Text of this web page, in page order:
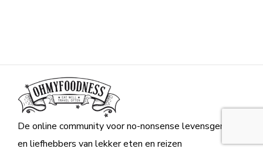
De online community voor no-nonsense levensgenieters
en liefhebbers van lekker eten en reizen